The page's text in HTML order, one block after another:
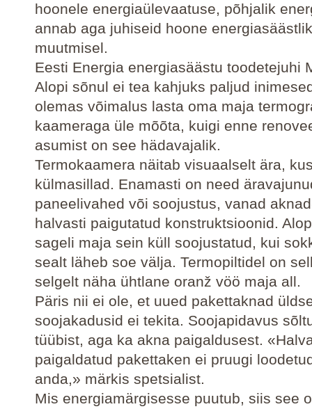
hoonele energiaülevaatuse, põhjalik
annab aga juhiseid hoone
muutmisel.
Eesti Energia energiasäästu toodetejuhi
Alopi sõnul ei tea kahjuks paljud
olemas võimalus lasta oma maja
kaameraga üle mõõta, kuigi enne
asumist on see hädavajalik.
Termokaamera näitab visuaalselt ära,
külmasillad. Enamasti on need
paneelivahed või soojustus, vanad
halvasti paigutatud konstruktsioonid.
sageli maja sein küll soojustatud, kui
sealt läheb soe välja. Termopiltidel on
selgelt näha ühtlane oranž vöö maja all.
Päris nii ei ole, et uued pakettaknad
soojakadusid ei tekita. Soojapidavus
tüübist, aga ka akna paigaldusest.
paigaldatud pakettaken ei pruugi
anda,» märkis spetsialist.
Mis energiamärgisesse puutub, siis see